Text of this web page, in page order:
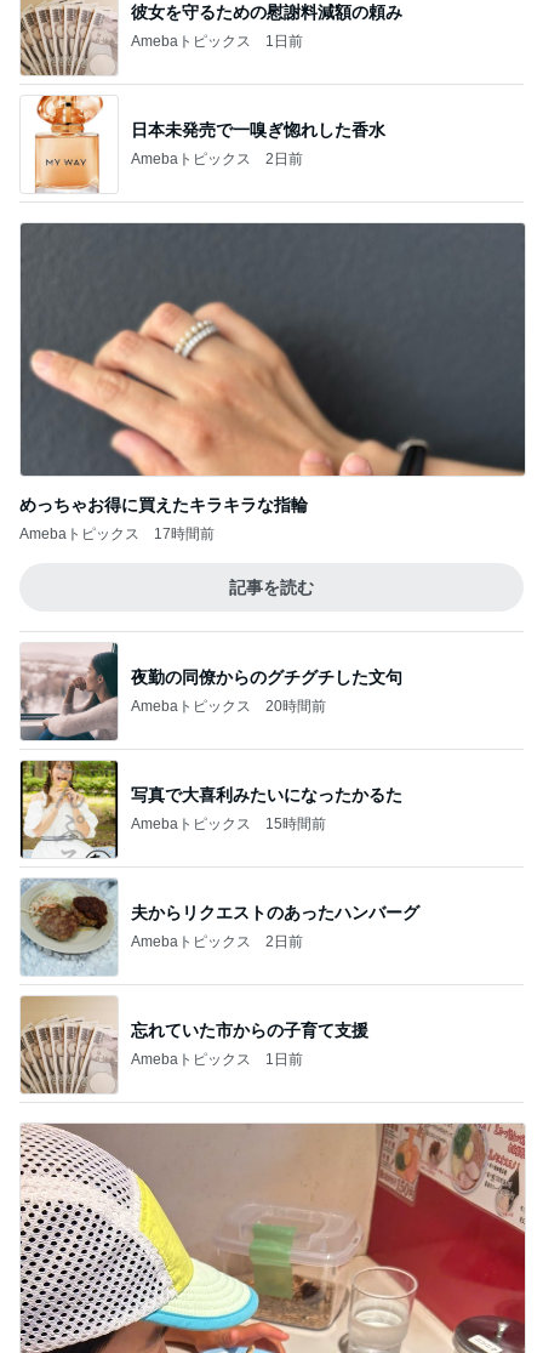
彼女を守るための慰謝料減額の頼み
Amebaトピックス 1日前
日本未発売で一嗅ぎ惚れした香水
Amebaトピックス 2日前
めっちゃお得に買えたキラキラな指輪
Amebaトピックス 17時間前
記事を読む
夜勤の同僚からのグチグチした文句
Amebaトピックス 20時間前
写真で大喜利みたいになったかるた
Amebaトピックス 15時間前
夫からリクエストのあったハンバーグ
Amebaトピックス 2日前
忘れていた市からの子育て支援
Amebaトピックス 1日前